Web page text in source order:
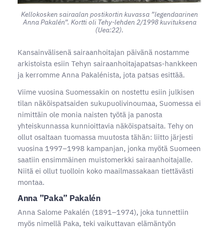
Kellokosken sairaalan postikortin kuvassa ”legendaarinen
Anna Pakalén”. Kortti oli Tehy-lehden 2/1998 kuvituksena
(Uea:22).
Kansainvälisenä sairaanhoitajan päivänä nostamme
arkistoista esiin Tehyn sairaanhoitajapatsas-hankkeen
ja kerromme Anna Pakalénista, jota patsas esittää.
Viime vuosina Suomessakin on nostettu esiin julkisen
tilan näköispatsaiden sukupuolivinoumaa, Suomessa ei
nimittäin ole monia naisten työtä ja panosta
yhteiskunnassa kunnioittavia näköispatsaita. Tehy on
ollut osaltaan tuomassa muutosta tähän: liitto järjesti
vuosina 1997–1998 kampanjan, jonka myötä Suomeen
saatiin ensimmäinen muistomerkki sairaanhoitajalle.
Niitä ei ollut tuolloin koko maailmassakaan tiettävästi
montaa.
Anna ”Paka” Pakalén
Anna Salome Pakalén (1891–1974), joka tunnettiin
myös nimellä Paka, teki vaikuttavan elämäntyön